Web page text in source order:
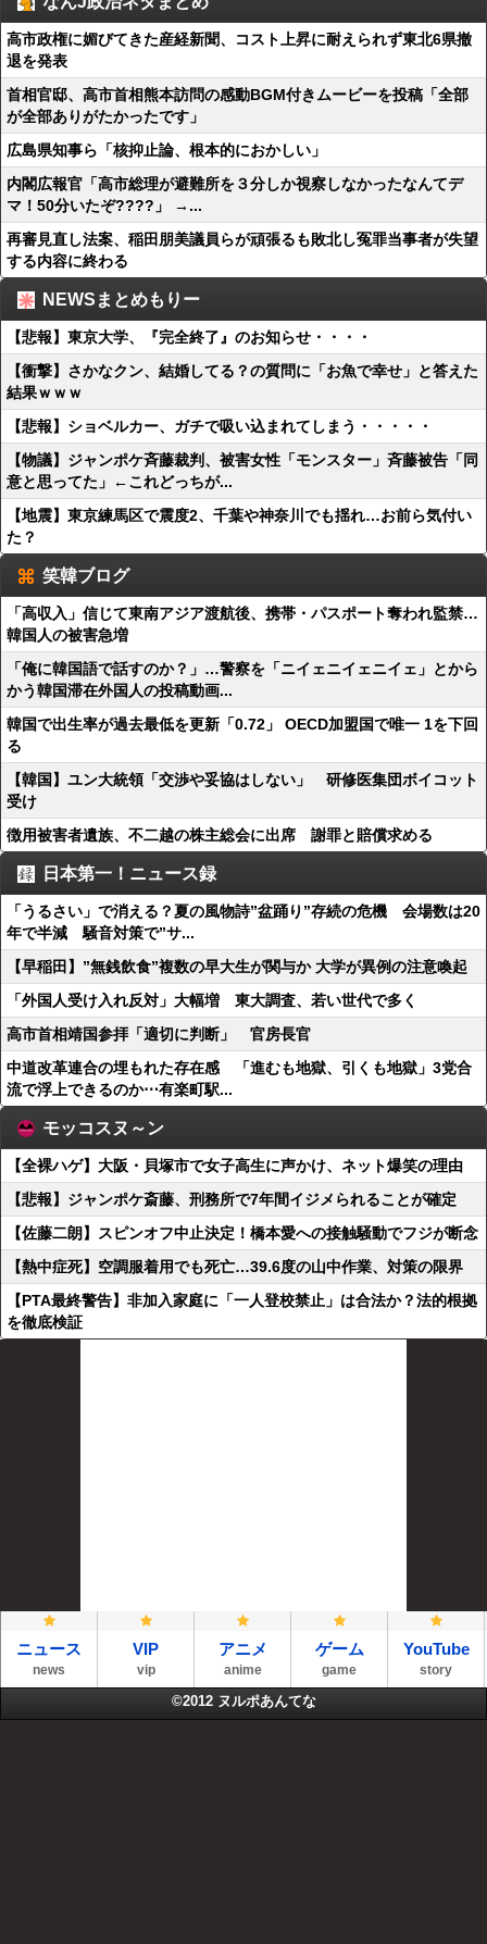
高市政権に媚びてきた産経新聞、コスト上昇に耐えられず東北6県撤
退を発表
首相官邸、高市首相熊本訪問の感動BGM付きムービーを投稿「全部
が全部ありがたかったです」
広島県知事ら「核抑止論、根本的におかしい」
内閣広報官「高市総理が避難所を３分しか視察しなかったなんてデ
マ！50分いたぞ????」 →...
再審見直し法案、稲田朋美議員らが頑張るも敗北し冤罪当事者が失望
する内容に終わる
NEWSまとめもりー
【悲報】東京大学、『完全終了』のお知らせ・・・・
【衝撃】さかなクン、結婚してる？の質問に「お魚で幸せ」と答えた
結果ｗｗｗ
【悲報】ショベルカー、ガチで吸い込まれてしまう・・・・・
【物議】ジャンポケ斉藤裁判、被害女性「モンスター」斉藤被告「同
意と思ってた」←これどっちが...
【地震】東京練馬区で震度2、千葉や神奈川でも揺れ…お前ら気付い
た？
笑韓ブログ
「高収入」信じて東南アジア渡航後、携帯・パスポート奪われ監禁…
韓国人の被害急増
「俺に韓国語で話すのか？」…警察を「ニイェニイェニイェ」とから
かう韓国滞在外国人の投稿動画...
韓国で出生率が過去最低を更新「0.72」 OECD加盟国で唯一 1を下回
る
【韓国】ユン大統領「交渉や妥協はしない」 研修医集団ボイコット
受け
徴用被害者遺族、不二越の株主総会に出席 謝罪と賠償求める
日本第一！ニュース録
「うるさい」で消える？夏の風物詩”盆踊り”存続の危機 会場数は20
年で半減 騒音対策で”サ...
【早稲田】”無銭飲食”複数の早大生が関与か 大学が異例の注意喚起
「外国人受け入れ反対」大幅増 東大調査、若い世代で多く
高市首相靖国参拝「適切に判断」 官房長官
中道改革連合の埋もれた存在感 「進むも地獄、引くも地獄」3党合
流で浮上できるのか⋯有楽町駅...
モッコスヌ～ン
【全裸ハゲ】大阪・貝塚市で女子高生に声かけ、ネット爆笑の理由
【悲報】ジャンポケ斎藤、刑務所で7年間イジメられることが確定
【佐藤二朗】スピンオフ中止決定！橋本愛への接触騒動でフジが断念
【熱中症死】空調服着用でも死亡…39.6度の山中作業、対策の限界
【PTA最終警告】非加入家庭に「一人登校禁止」は合法か？法的根拠
を徹底検証
ニュース
news
VIP
vip
アニメ
anime
ゲーム
game
YouTube
story
©2012 ヌルポあんてな